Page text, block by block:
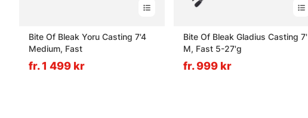
Bite Of Bleak Yoru Casting 7'4
Medium, Fast
fr. 1 499 kr
Bite Of Bleak Gladius Casting 7'
M, Fast 5-27'g
fr. 999 kr